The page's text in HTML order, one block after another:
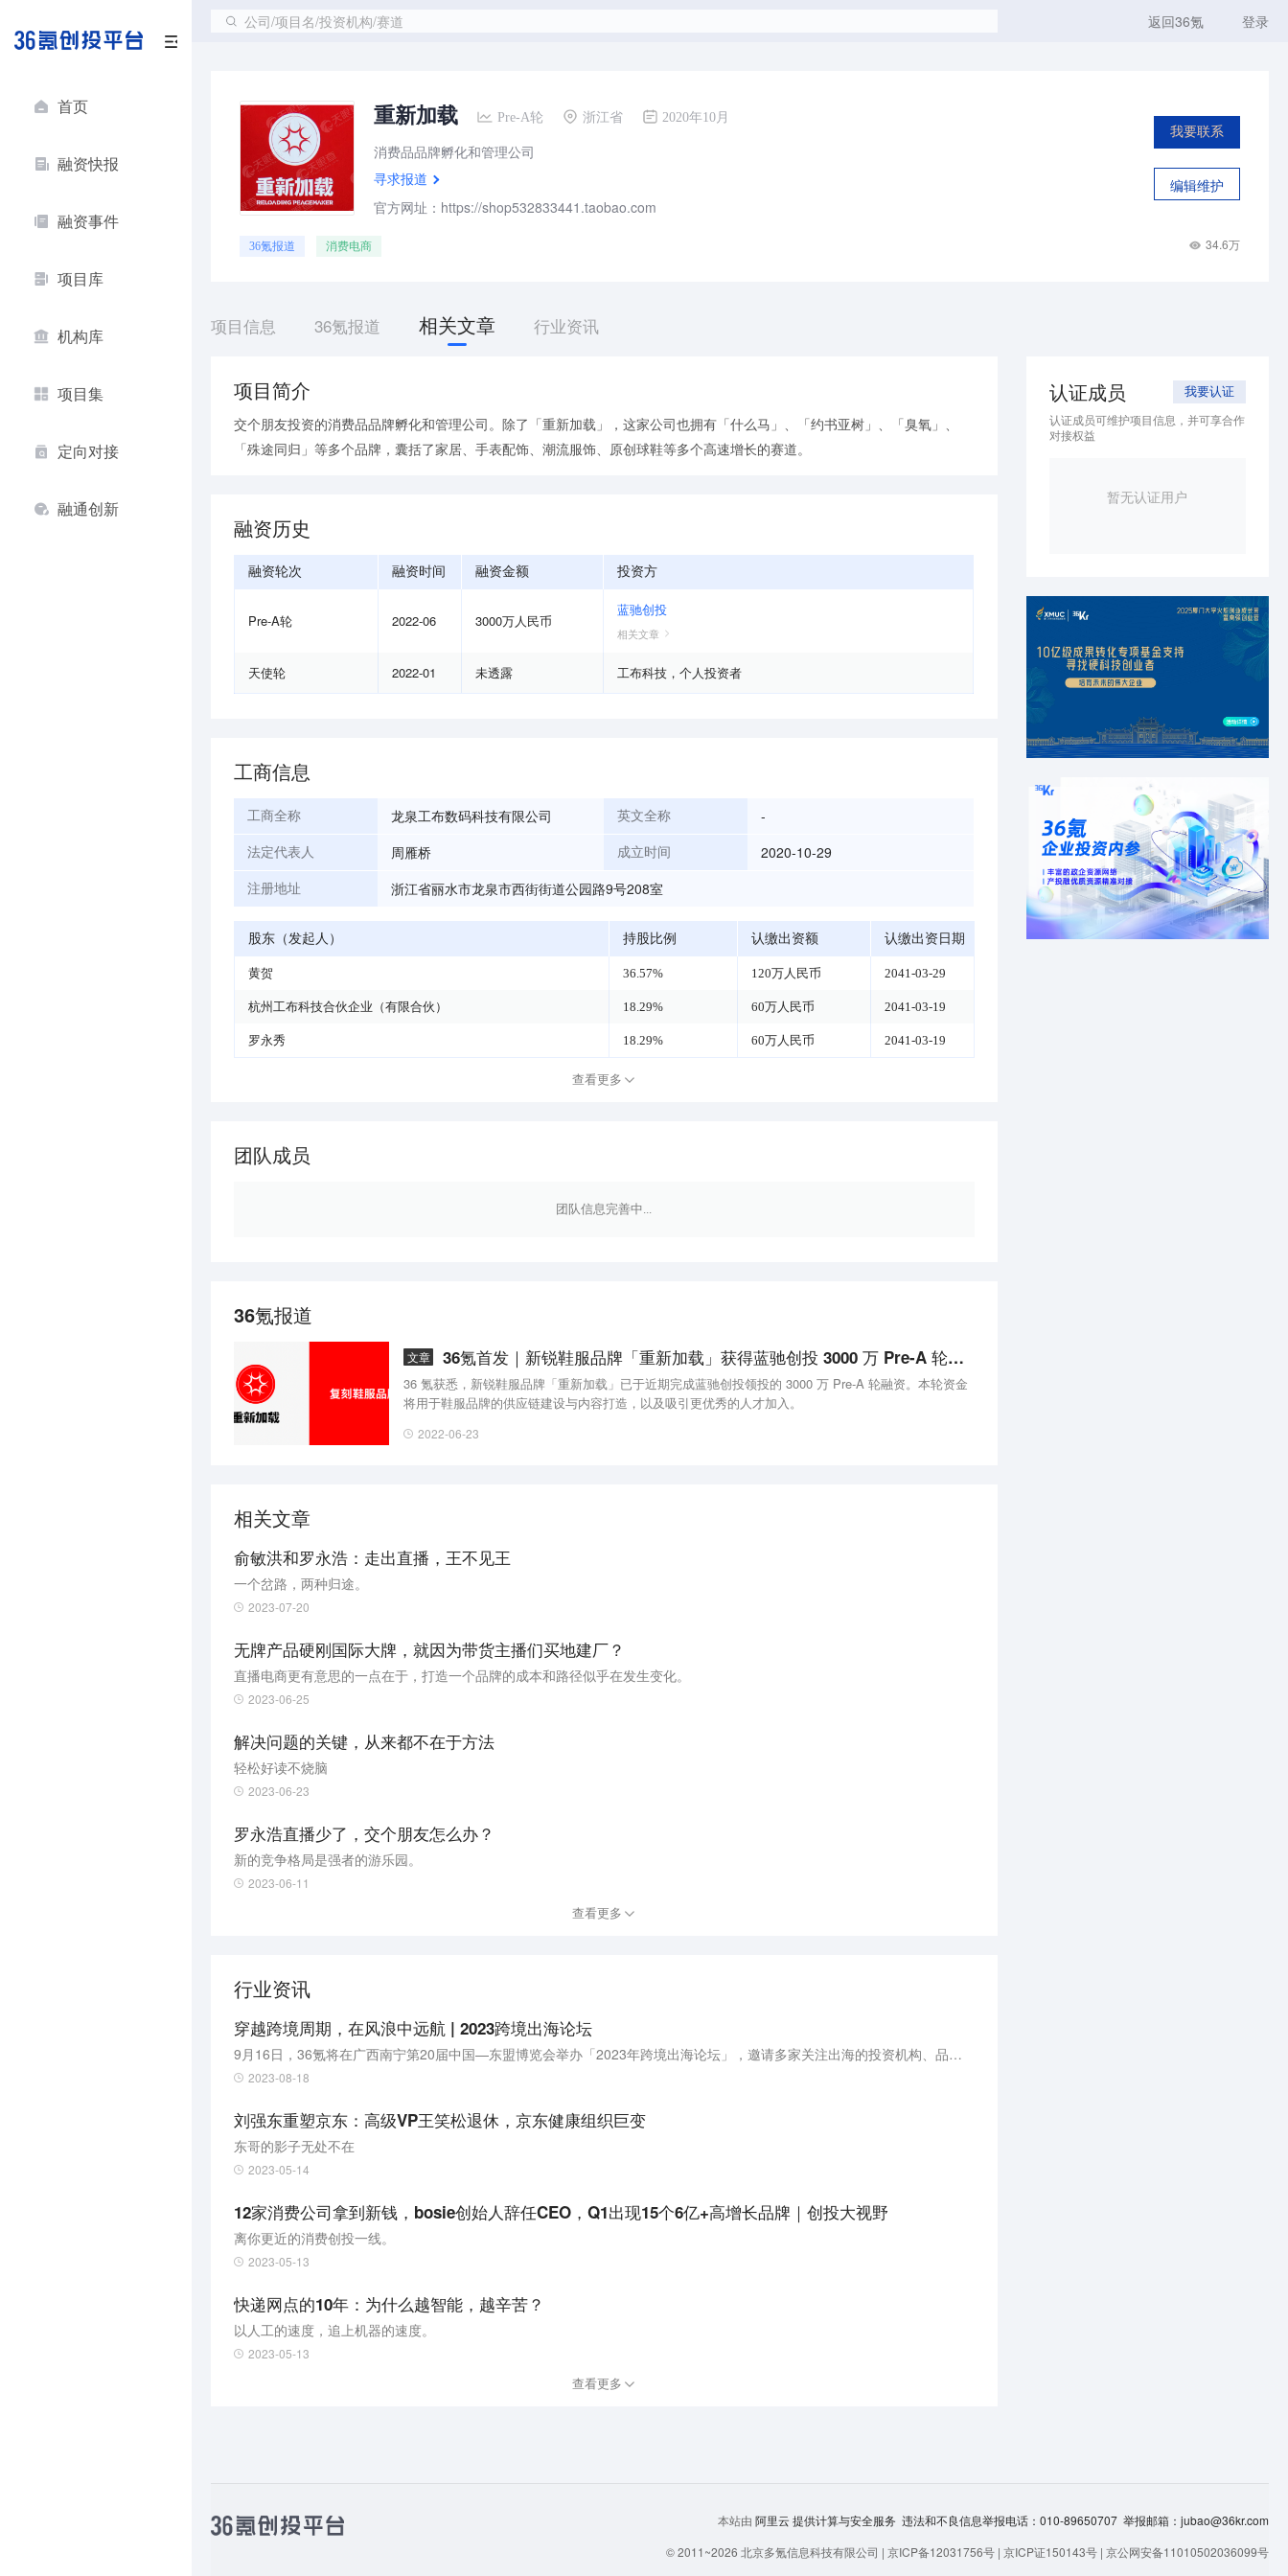
首页
融资快报
融资事件
项目库
机构库
项目集
定向对接
融通创新
公司/项目名/投资机构/赛道 返回36氪 登录
重新加载 Pre-A轮 浙江省 2020年10月
消费品品牌孵化和管理公司
寻求报道
官方网址：https://shop532833441.taobao.com
我要联系
编辑维护
36氪报道 消费电商 34.6万
项目信息 36氪报道 相关文章 行业资讯
项目简介
交个朋友投资的消费品品牌孵化和管理公司。除了「重新加载」，这家公司也拥有「什么马」、「约书亚树」、「臭氧」、
「殊途同归」等多个品牌，囊括了家居、手表配饰、潮流服饰、原创球鞋等多个高速增长的赛道。
融资历史
融资轮次 融资时间 融资金额 投资方
Pre-A轮 2022-06 3000万人民币
蓝驰创投
相关文章
天使轮 2022-01 未透露 工布科技 ， 个人投资者
工商信息
工商全称 龙泉工布数码科技有限公司 英文全称 -
法定代表人 周雁桥 成立时间 2020-10-29
注册地址 浙江省丽水市龙泉市西街街道公园路9号208室
股东（发起人） 持股比例 认缴出资额 认缴出资日期
黄贺 36.57% 120万人民币 2041-03-29
杭州工布科技合伙企业（有限合伙） 18.29% 60万人民币 2041-03-19
罗永秀 18.29% 60万人民币 2041-03-19
查看更多
团队成员
团队信息完善中...
36氪报道
文章 36氪首发｜新锐鞋服品牌「重新加载」获得蓝驰创投 3000 万 Pre-A 轮融资，曾获交个朋友投资
36 氪获悉，新锐鞋服品牌「重新加载」已于近期完成蓝驰创投领投的 3000 万 Pre-A 轮融资。本轮资金
将用于鞋服品牌的供应链建设与内容打造，以及吸引更优秀的人才加入。
2022-06-23
相关文章
俞敏洪和罗永浩：走出直播，王不见王
一个岔路，两种归途。
2023-07-20
无牌产品硬刚国际大牌，就因为带货主播们买地建厂？
直播电商更有意思的一点在于，打造一个品牌的成本和路径似乎在发生变化。
2023-06-25
解决问题的关键，从来都不在于方法
轻松好读不烧脑
2023-06-23
罗永浩直播少了，交个朋友怎么办？
新的竞争格局是强者的游乐园。
2023-06-11
查看更多
行业资讯
穿越跨境周期，在风浪中远航 | 2023跨境出海论坛
9月16日，36氪将在广西南宁第20届中国—东盟博览会举办「2023年跨境出海论坛」，邀请多家关注出海的投资机构、品牌方及服务商高管共聚现场，捕捉未来趋势，分享掘金新机遇。
2023-08-18
刘强东重塑京东：高级VP王笑松退休，京东健康组织巨变
东哥的影子无处不在
2023-05-14
12家消费公司拿到新钱，bosie创始人辞任CEO，Q1出现15个6亿+高增长品牌｜创投大视野
离你更近的消费创投一线。
2023-05-13
快递网点的10年：为什么越智能，越辛苦？
以人工的速度，追上机器的速度。
2023-05-13
查看更多
认证成员 我要认证
认证成员可维护项目信息，并可享合作
对接权益
暂无认证用户
本站由 阿里云 提供计算与安全服务 违法和不良信息举报电话：010-89650707 举报邮箱：jubao@36kr.com
© 2011~2026 北京多氪信息科技有限公司 | 京ICP备12031756号 | 京ICP证150143号 | 京公网安备11010502036099号